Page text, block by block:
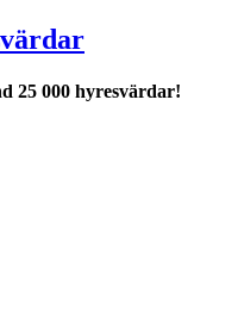
25 000 hyresvärdar!